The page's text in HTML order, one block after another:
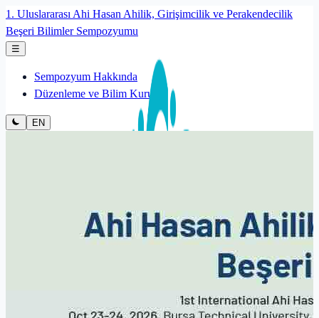
1. Uluslararası Ahi Hasan Ahilik, Girişimcilik ve Perakendecilik
Beşeri Bilimler Sempozyumu
☰
Sempozyum Hakkında
Düzenleme ve Bilim Kurulu
EN